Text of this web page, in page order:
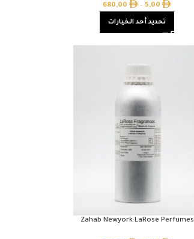
5,00
–
680,00
تحديد أحد الخيارات
Zahab Newyork LaRose Perfumes